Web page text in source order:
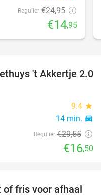
Regulier €24,95
€14,95
44%
't Akkertje 2.0
9.4 star
14 min. directions_car
Regulier €29,55
€16,50
of fris voor afhaal